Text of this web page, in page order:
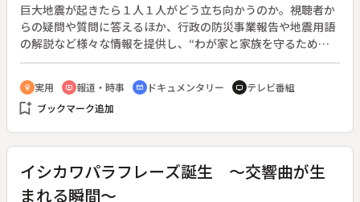
巨大地震が起きたら１人１人がどう立ち向かうのか。視聴者か
らの疑問や質問に答えるほか、行政の防災事業報告や地震用語
の解説など様々な情報を提供し、“わが家と家族を守るため
に”人々の地震に対する防災意識を高める。（２００１年４月
放送開始）◆この回は「緊急時用浄水装置」。
emoji_objects 実用 ondemand_video 報道・時事 cinematic_blur ドキュメンタリー tv テレビ番組
bookmark_add ブックマーク追加
イシカワパラフレーズ誕生 ～交響曲が生
まれる瞬間～